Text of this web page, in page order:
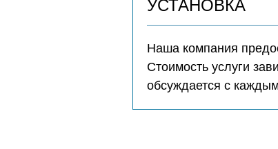
УСТАНОВКА
Наша компания
Стоимость услуги
обсуждается с